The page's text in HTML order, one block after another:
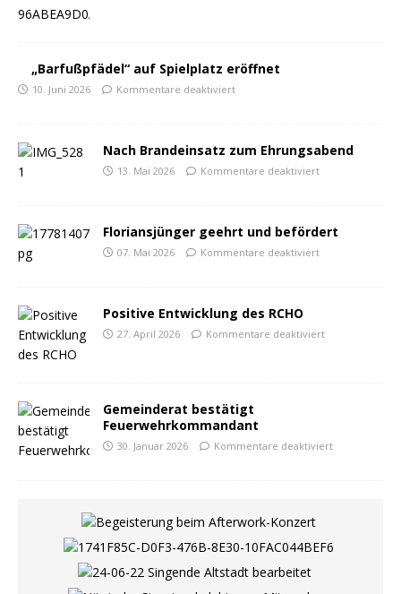
„Barfußpfädel“ auf Spielplatz eröffnet
10. Juni 2026 Kommentare deaktiviert
Nach Brandeinsatz zum Ehrungsabend
13. Mai 2026 Kommentare deaktiviert
Floriansjünger geehrt und befördert
07. Mai 2026 Kommentare deaktiviert
Positive Entwicklung des RCHO
27. April 2026 Kommentare deaktiviert
Gemeinderat bestätigt
Feuerwehrkommandant
30. Januar 2026 Kommentare deaktiviert